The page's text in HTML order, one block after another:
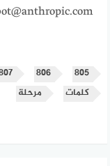
٨٠٥ ٨٠٦
كلمات
مرحلة